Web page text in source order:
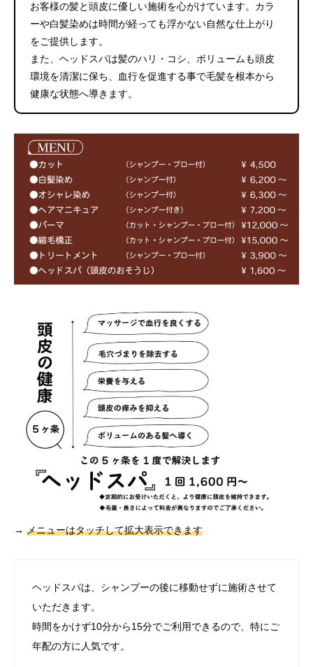
お客様の髪と頭皮に優しい施術を心がけています。カラ
ーや白髪染めは時間が経っても浮かない自然な仕上がり
をご提供します。
また、 ヘッドスパは髪のハリ・コシ、ボリュームも頭皮
環境を清潔に保ち、血行を促進する事で毛髪を根本から
健康な状態へ導きます。
→ メニューはタッチして拡大表示できます
ヘッドスパは、シャンプーの後に移動せずに施術させて
いただきます。
時間をかけず10分から15分でご利用できるので、特にご
年配の方に人気です。